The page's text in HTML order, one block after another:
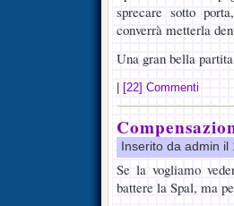
sprecare sotto
converrà metterla
Una gran bella
[22] Commenti
Inserito da admin
Se la vogliamo
battere la Spal, ma